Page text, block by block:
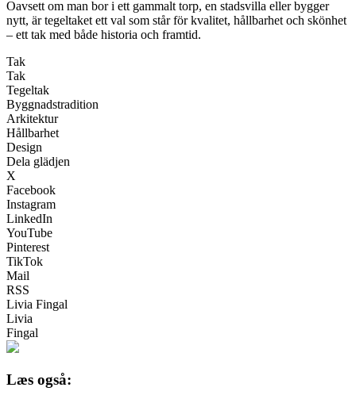
Oavsett om man bor i ett gammalt torp, en stadsvilla eller bygger
nytt, är tegeltaket ett val som står för kvalitet, hållbarhet och skönhet
– ett tak med både historia och framtid.
Tak
Tak
Tegeltak
Byggnadstradition
Arkitektur
Hållbarhet
Design
Dela glädjen
X
Facebook
Instagram
LinkedIn
YouTube
Pinterest
TikTok
Mail
RSS
Livia Fingal
Livia
Fingal
Læs også: